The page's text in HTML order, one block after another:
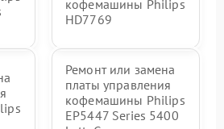
кофемашины Philips
HD7769
Ремонт или замена
платы управления
кофемашины Philips
EP5447 Series 5400